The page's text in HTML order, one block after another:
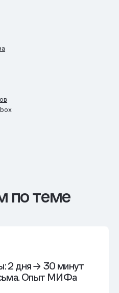
по теме
2 дня → 30 минут
Опыт МИФа